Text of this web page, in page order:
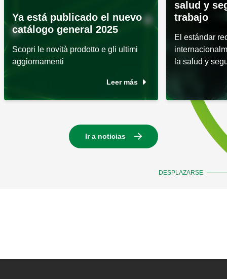
Ya está publicado el nuevo
catálogo general 2025
Scopri le novità prodotto e gli ultimi
aggiornamenti
Leer más
salud y
trabajo
El estándar
la salud y
DESPLAZARSE
Ir a noticias